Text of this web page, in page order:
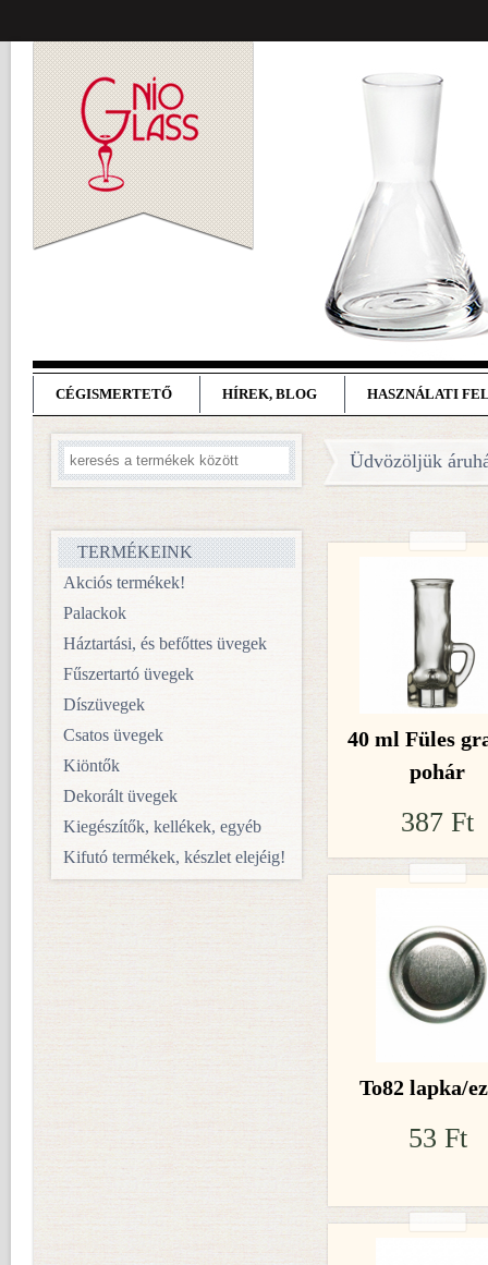
CÉGISMERTETŐ HÍREK, BLOG HASZNÁLATI
TERMÉKEINK
Akciós termékek!
Palackok
Háztartási, és befőttes üvegek
Fűszertartó üvegek
Díszüvegek
Csatos üvegek
Kiöntők
Dekorált üvegek
Kiegészítők, kellékek, egyéb
Kifutó termékek, készlet elejéig!
Üdvözöljük
40 ml Füles
pohár
387 Ft
To82 lapka/
53 Ft